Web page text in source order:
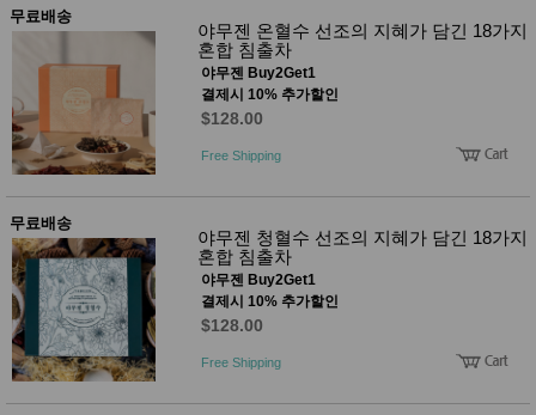
무료배송
야무젠 온혈수 선조의 지혜가 담긴 18가지
혼합 침출차
야무젠 Buy2Get1
결제시 10% 추가할인
$128.00
Free Shipping
무료배송
야무젠 청혈수 선조의 지혜가 담긴 18가지
혼합 침출차
야무젠 Buy2Get1
결제시 10% 추가할인
$128.00
Free Shipping